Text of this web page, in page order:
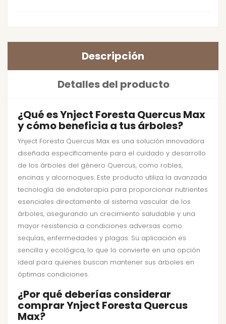
Descripción
Detalles del producto
¿Qué es Ynject Foresta Quercus Max
y cómo beneficia a tus árboles?
Ynject Foresta Quercus Max es una solución innovadora
diseñada específicamente para el cuidado y desarrollo
de los árboles del género Quercus, como robles,
encinas y alcornoques. Este producto utiliza la avanzada
tecnología de endoterapia para proporcionar nutrientes
esenciales directamente al sistema vascular de los
árboles, asegurando un crecimiento saludable y una
mayor resistencia a condiciones adversas como
sequías, enfermedades y plagas. Su aplicación es
sencilla y ecológica, lo que lo convierte en una opción
ideal para quienes buscan mantener sus árboles en
óptimas condiciones.
¿Por qué deberías considerar
comprar Ynject Foresta Quercus
Max?